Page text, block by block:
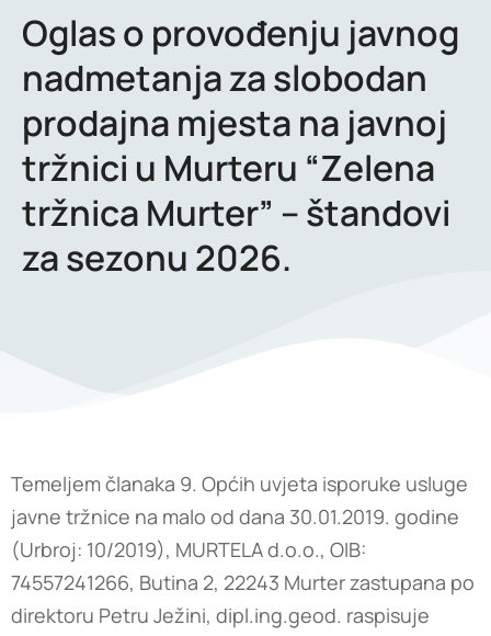
Oglas o provođenju javnog
nadmetanja za slobodan
prodajna mjesta na javnoj
tržnici u Murteru “Zelena
tržnica Murter” – štandovi
za sezonu 2026.
Temeljem članaka 9. Općih uvjeta isporuke usluge
javne tržnice na malo od dana 30.01.2019. godine
(Urbroj: 10/2019), MURTELA d.o.o., OIB:
74557241266, Butina 2, 22243 Murter zastupana po
direktoru Petru Ježini, dipl.ing.geod. raspisuje